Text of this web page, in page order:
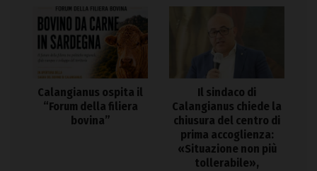
Calangianus ospita il
“Forum della filiera
bovina”
Il sindaco di
Calangianus chiede la
chiusura del centro di
prima accoglienza:
«Situazione non più
tollerabile»,